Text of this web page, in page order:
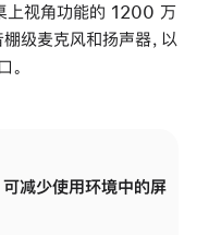
上视角功能的 1200 万
级麦克风和扬声器，以
。
减少使用环境中的屏